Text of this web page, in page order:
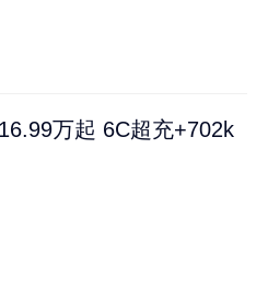
万起 6C超充+702k